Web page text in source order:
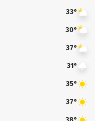
33°
30°
37°
31°
35°
37°